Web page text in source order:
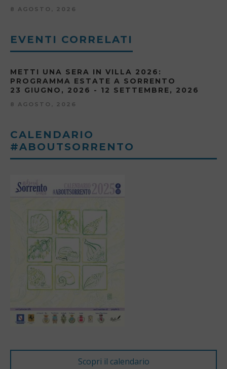
8 AGOSTO, 2026
EVENTI CORRELATI
METTI UNA SERA IN VILLA 2026:
PROGRAMMA ESTATE A SORRENTO
23 GIUGNO, 2026 - 12 SETTEMBRE, 2026
8 AGOSTO, 2026
CALENDARIO
#ABOUTSORRENTO